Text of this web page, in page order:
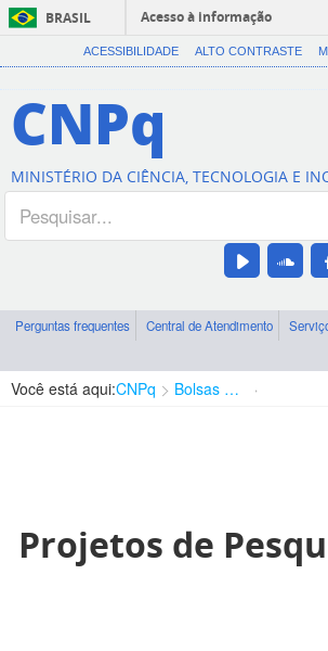
BRASIL
Acesso à informação
ACESSIBILIDADE ALTO CONTRASTE
CNPq
MINISTÉRIO DA CIÊNCIA, TECNOLOGIA E
Perguntas frequentes Central de Atendimento
Você está aqui:CNPq Bolsas e Auxílios Vigentes
Projetos de